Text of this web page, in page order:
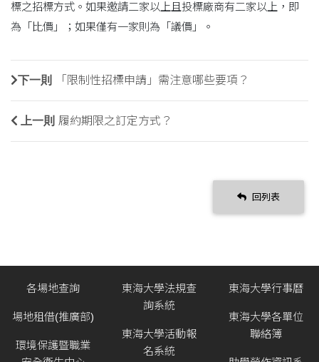
標之招標方式。如果邀請二家以上且投標廠商有二家以上，即
為「比價」；如果僅有一家則為「議價」。
下一則 「限制性招標申請」需注意哪些要項？
上一則 履約期限之訂定方式？
回列表
各場地查詢
場地租借(推廣部)
環境保護暨職業
東海大學法規查
詢系統
東海大學活動報
名系統
東海大學行事曆
東海大學各單位
聯絡簿